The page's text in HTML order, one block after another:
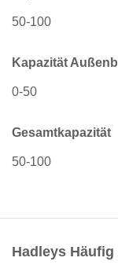
50-100
Kapazität
0-50
Gesamtkapazität
50-100
Hadleys